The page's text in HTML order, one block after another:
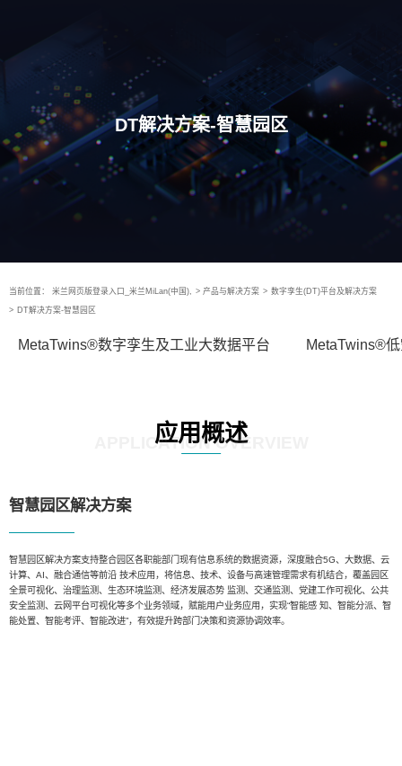
DT解决方案-智慧园区
当前位置： 米兰网页版登录入口_米兰MiLan(中国), > 产品与解决方案 > 数字孪生(DT)平台及解决方案
> DT解决方案-智慧园区
MetaTwins®数字孪生及工业大数据平台 MetaTwins®
应用概述
APPLICATION OVERVIEW
智慧园区解决方案
智慧园区解决方案支持整合园区各职能部门现有信息系统的数据资源，深度融合5G、大数据、云
计算、AI、融合通信等前沿 技术应用，将信息、技术、设备与高速管理需求有机结合，覆盖园区
全景可视化、治理监测、生态环境监测、经济发展态势 监测、交通监测、党建工作可视化、公共
安全监测、云网平台可视化等多个业务领域，赋能用户业务应用，实现“智能感 知、智能分派、智
能处置、智能考评、智能改进”，有效提升跨部门决策和资源协调效率。